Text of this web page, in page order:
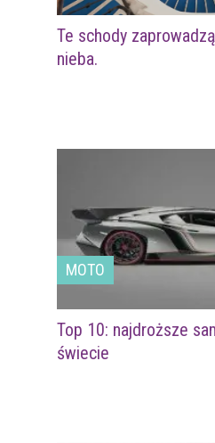
Te schody
nieba.
MOTO
Top 10: najdroższe
świecie